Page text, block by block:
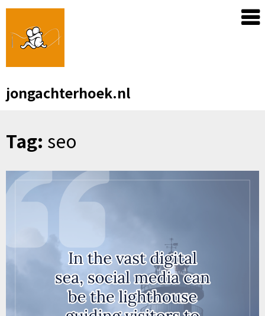
Skip
content
jongachterhoek.nl
Tag: seo